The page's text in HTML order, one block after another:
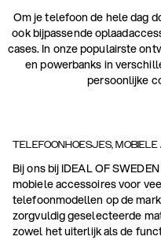
Om je telefoon de hele dag
ook bijpassende
cases. In onze populairste
en powerbanks in
persoonlijke
TELEFOONHOESJES,
Bij ons bij IDEAL OF
mobiele accessoires voor
telefoonmodellen op de
zorgvuldig geselecteerde
zowel het uiterlijk als de